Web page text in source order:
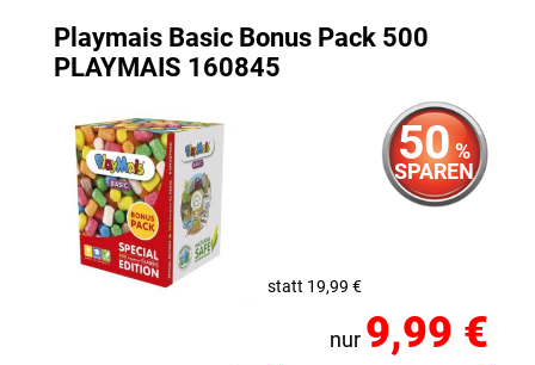
Playmais Basic Bonus Pack 500
PLAYMAIS 160845
50 %
SPAREN
statt 19,99 €
nur 9,99 €